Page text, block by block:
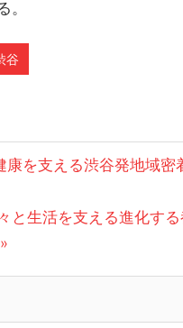
。
谷
康を支える渋谷発地域密
と生活を支える進化す